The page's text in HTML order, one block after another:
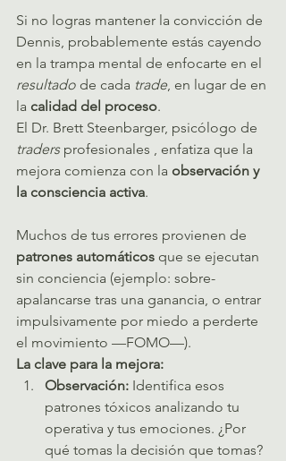
Si no logras mantener la convicción de
Dennis, probablemente estás cayendo
en la trampa mental de enfocarte en el
resultado de cada trade, en lugar de en
la calidad del proceso.
El Dr. Brett Steenbarger, psicólogo de
traders profesionales , enfatiza que la
mejora comienza con la observación y
la consciencia activa.
Muchos de tus errores provienen de
patrones automáticos que se ejecutan
sin conciencia (ejemplo: sobre-
apalancarse tras una ganancia, o entrar
impulsivamente por miedo a perderte
el movimiento —FOMO—).
La clave para la mejora:
Observación: Identifica esos
patrones tóxicos analizando tu
operativa y tus emociones. ¿Por
qué tomas la decisión que tomas?